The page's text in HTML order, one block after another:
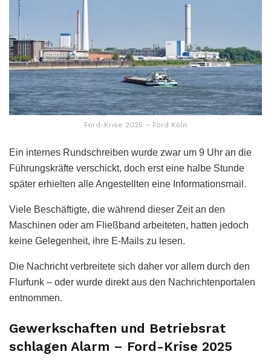
Ford-Krise 2025 – Ford Köln
Ein internes Rundschreiben wurde zwar um 9 Uhr an die
Führungskräfte verschickt, doch erst eine halbe Stunde
später erhielten alle Angestellten eine Informationsmail.
Viele Beschäftigte, die während dieser Zeit an den
Maschinen oder am Fließband arbeiteten, hatten jedoch
keine Gelegenheit, ihre E-Mails zu lesen.
Die Nachricht verbreitete sich daher vor allem durch den
Flurfunk – oder wurde direkt aus den Nachrichtenportalen
entnommen.
Gewerkschaften und Betriebsrat
schlagen Alarm – Ford-Krise 2025